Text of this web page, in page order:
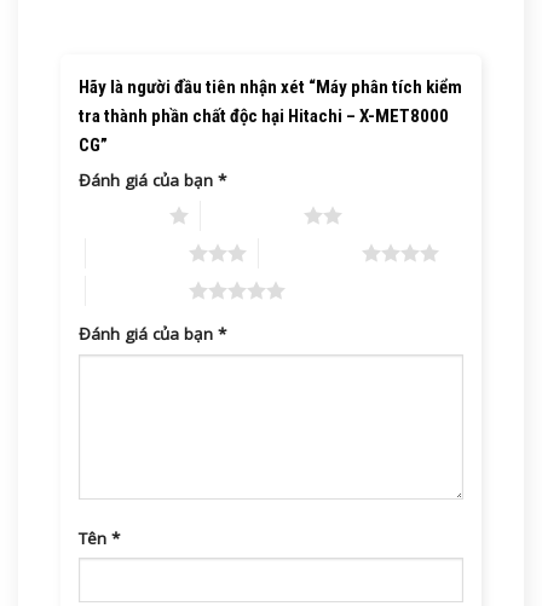
Hãy là người đầu tiên nhận xét “Máy phân tích kiểm
tra thành phần chất độc hại Hitachi – X-MET8000
CG”
Đánh giá của bạn *
Đánh giá của bạn *
Tên *